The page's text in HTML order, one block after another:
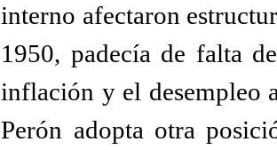
interno afectaron
1950, padecía de falta
inflación y el desempleo
Perón adopta otra